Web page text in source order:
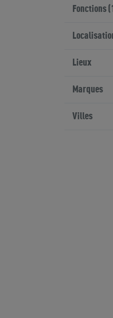
Fonctions
Lieux
Marques
Villes